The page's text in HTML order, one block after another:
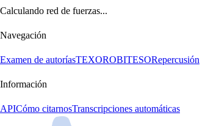
Calculando red de fuerzas...
Navegación
Examen de autoríasTEXOROBITESORepercusión
Información
APICómo citarnosTranscripciones automáticas